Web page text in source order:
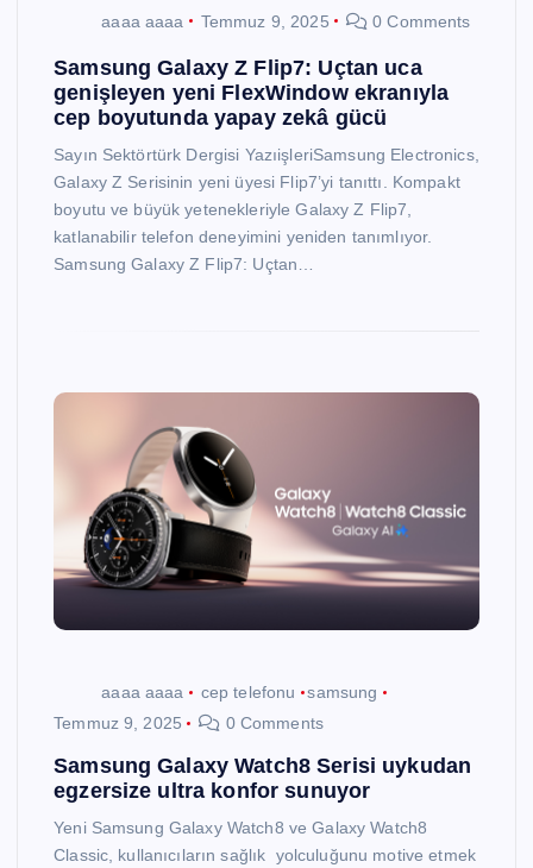
aaaa aaaa Temmuz 9, 2025 0 Comments
Samsung Galaxy Z Flip7: Uçtan uca
genişleyen yeni FlexWindow ekranıyla
cep boyutunda yapay zekâ gücü
Sayın Sektörtürk Dergisi YazıişleriSamsung Electronics,
Galaxy Z Serisinin yeni üyesi Flip7’yi tanıttı. Kompakt
boyutu ve büyük yetenekleriyle Galaxy Z Flip7,
katlanabilir telefon deneyimini yeniden tanımlıyor.
Samsung Galaxy Z Flip7: Uçtan…
aaaa aaaa cep telefonu
samsung
Temmuz 9, 2025
0 Comments
Samsung Galaxy Watch8 Serisi uykudan
egzersize ultra konfor sunuyor
Yeni Samsung Galaxy Watch8 ve Galaxy Watch8
Classic, kullanıcıların sağlık yolculuğunu motive etmek